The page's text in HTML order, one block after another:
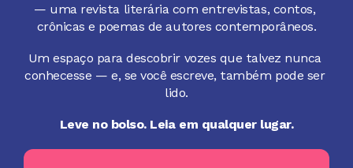
— uma revista literária com entrevistas, contos,
crônicas e poemas de autores contemporâneos.
Um espaço para descobrir vozes que talvez nunca
conhecesse — e, se você escreve, também pode ser
lido.
Leve no bolso. Leia em qualquer lugar.